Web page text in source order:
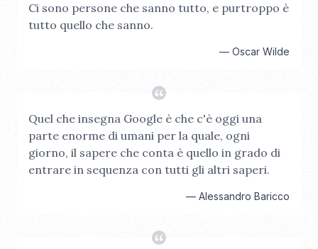
Ci sono persone che sanno tutto, e purtroppo è
tutto quello che sanno.
— Oscar Wilde
Quel che insegna Google è che c'è oggi una
parte enorme di umani per la quale, ogni
giorno, il sapere che conta è quello in grado di
entrare in sequenza con tutti gli altri saperi.
— Alessandro Baricco